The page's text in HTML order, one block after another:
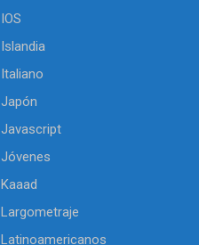
IOS
Islandia
Italiano
Japón
Javascript
Jóvenes
Kaaad
Largometraje
Latinoamericanos